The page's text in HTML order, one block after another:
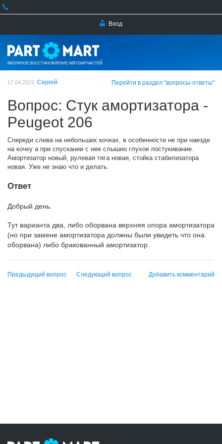
Вход
РАЗУМНОЕ ВОССТАНОВЛЕНИЕ АВТОЗАПЧАСТЕЙ
17.04.2023 Сергей Перейти в раздел "вопросы-ответы"
Вопрос: Стук амортизатора -
Peugeot 206
Спереди слева на небольших кочках, в особенности не при наезде
на кочку а при спускании с нее слышно глухое постукивание.
Амортизатор новый, рулевая тяга новая, стойка стабилизатора
новая. Уже не знаю что и делать.
Ответ
Добрый день.
Тут варианта два, либо оборвана верхняя опора амортизатора
(но при замене амортизатора должны были увидеть что она
оборвана) либо бракованный амортизатор.
Предыдущий вопрос Следующий вопрос Добавить комментарий